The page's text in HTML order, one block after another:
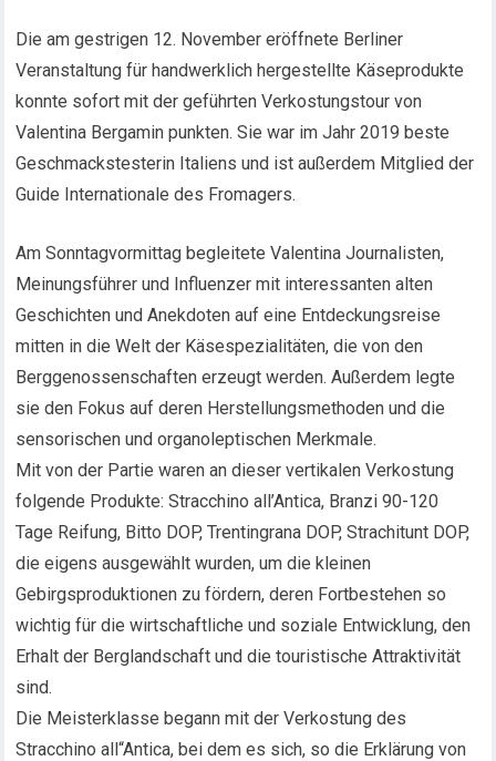
Die am gestrigen 12. November eröffnete Berliner
Veranstaltung für handwerklich hergestellte Käseprodukte
konnte sofort mit der geführten Verkostungstour von
Valentina Bergamin punkten. Sie war im Jahr 2019 beste
Geschmackstesterin Italiens und ist außerdem Mitglied der
Guide Internationale des Fromagers.
Am Sonntagvormittag begleitete Valentina Journalisten,
Meinungsführer und Influenzer mit interessanten alten
Geschichten und Anekdoten auf eine Entdeckungsreise
mitten in die Welt der Käsespezialitäten, die von den
Berggenossenschaften erzeugt werden. Außerdem legte
sie den Fokus auf deren Herstellungsmethoden und die
sensorischen und organoleptischen Merkmale.
Mit von der Partie waren an dieser vertikalen Verkostung
folgende Produkte: Stracchino all’Antica, Branzi 90-120
Tage Reifung, Bitto DOP, Trentingrana DOP, Strachitunt DOP,
die eigens ausgewählt wurden, um die kleinen
Gebirgsproduktionen zu fördern, deren Fortbestehen so
wichtig für die wirtschaftliche und soziale Entwicklung, den
Erhalt der Berglandschaft und die touristische Attraktivität
sind.
Die Meisterklasse begann mit der Verkostung des
Stracchino all“Antica, bei dem es sich, so die Erklärung von